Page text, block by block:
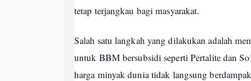
tetap terjangkau bagi masyarakat.
Salah satu langkah yang dilakukan adalah
untuk BBM bersubsidi seperti Pertalite dan
harga minyak dunia tidak langsung